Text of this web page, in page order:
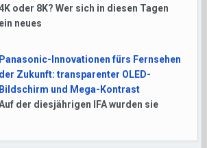
4K oder 8K? Wer sich in diesen Tagen
ein neues
Panasonic-Innovationen fürs Fernsehen
der Zukunft: transparenter OLED-
Bildschirm und Mega-Kontrast
der diesjährigen IFA wurden sie